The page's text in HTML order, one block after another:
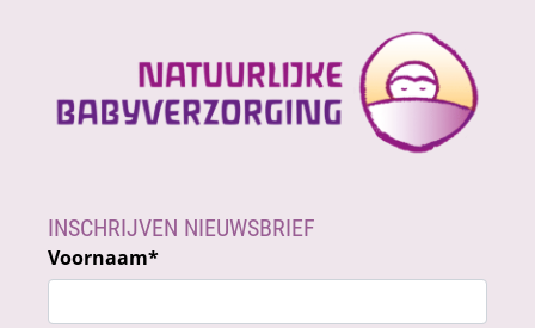
INSCHRIJVEN NIEUWSBRIEF
Voornaam*